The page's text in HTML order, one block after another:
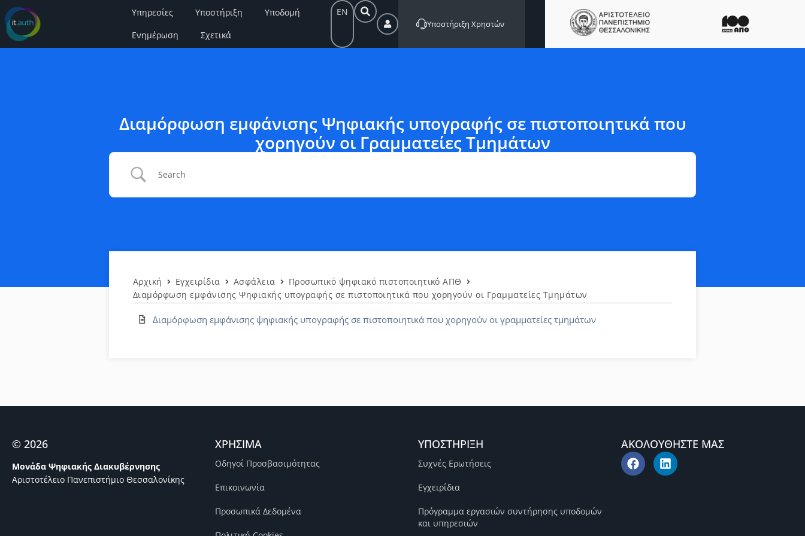
Υπηρεσίες Υποστήριξη
Υποδομή
Ενημέρωση
Σχετικά
EN
Υποστήριξη Χρηστών
Διαμόρφωση εμφάνισης Ψηφιακής υπογραφής σε πιστοποιητικά που
χορηγούν οι Γραμματείες Τμημάτων
Αρχική Εγχειρίδια Ασφάλεια
Προσωπικό ψηφιακό πιστοποιητικό ΑΠΘ
Διαμόρφωση εμφάνισης Ψηφιακής υπογραφής σε πιστοποιητικά που χορηγούν οι Γραμματείες Τμημάτων
Διαμόρφωση εμφάνισης ψηφιακής υπογραφής σε πιστοποιητικά που χορηγούν οι γραμματείες τμημάτων
© 2026
Μονάδα Ψηφιακής Διακυβέρνησης
Αριστοτέλειο Πανεπιστήμιο Θεσσαλονίκης
ΧΡΗΣΙΜΑ
Οδηγοί Προσβασιμότητας
Επικοινωνία
Προσωπικά Δεδομένα
ΥΠΟΣΤΗΡΙΞΗ
Συχνές Ερωτήσεις
Εγχειρίδια
Πρόγραμμα εργασιών συντήρησης υποδομών
και υπηρεσιών
ΑΚΟΛΟΥΘΗΣΤΕ ΜΑΣ